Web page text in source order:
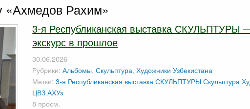
«Ахмедов Рахим»
3-я Республиканская выставка СКУЛЬПТУРЫ
экскурс в прошлое
30.06.2026
Рубрики:Альбомы,Скульптура,Художники Узбекистана
Метки:3-я Республиканская выставка СКУЛЬПТУРЫ Скульптура
ЦВЗ АХУз
8 просм.